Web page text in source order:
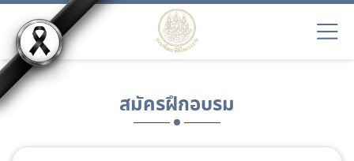
สมัครฝึกอบรม